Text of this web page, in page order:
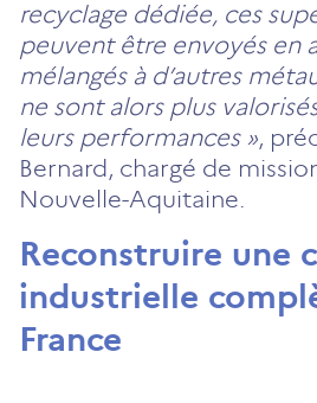
recyclage dédiée, ces
peuvent être envoyés en
mélangés à d’autres
ne sont alors plus
leurs performances »,
Bernard, chargé de
Nouvelle-Aquitaine.
Reconstruire une
industrielle
France